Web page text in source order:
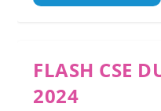
FLASH CSE
2024